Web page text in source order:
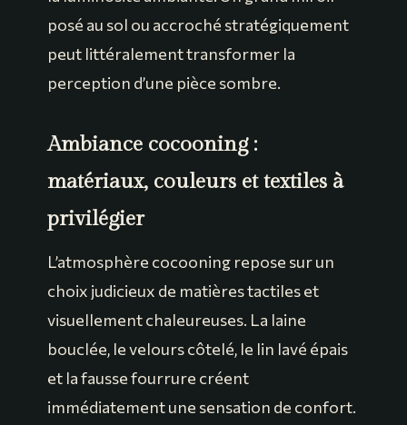
posé au sol ou accroché stratégiquement
peut littéralement transformer la
perception d’une pièce sombre.
Ambiance cocooning :
matériaux, couleurs et textiles à
privilégier
L’atmosphère cocooning repose sur un
choix judicieux de matières tactiles et
visuellement chaleureuses. La laine
bouclée, le velours côtelé, le lin lavé épais
et la fausse fourrure créent
immédiatement une sensation de confort.